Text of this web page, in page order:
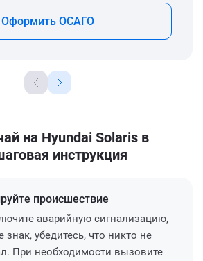
Оформить ОСАГО
на Hyundai Solaris в
инструкция
происшествие
аварийную сигнализацию,
знак, убедитесь, что никто не
При необходимости вызовите